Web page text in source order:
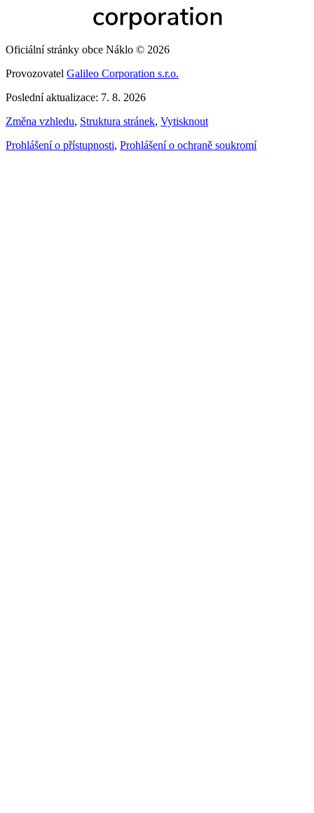
Oficiální stránky obce Náklo © 2026
Provozovatel Galileo Corporation s.r.o.
Poslední aktualizace: 7. 8. 2026
Změna vzhledu, Struktura stránek, Vytisknout
Prohlášení o přístupnosti, Prohlášení o ochraně soukromí